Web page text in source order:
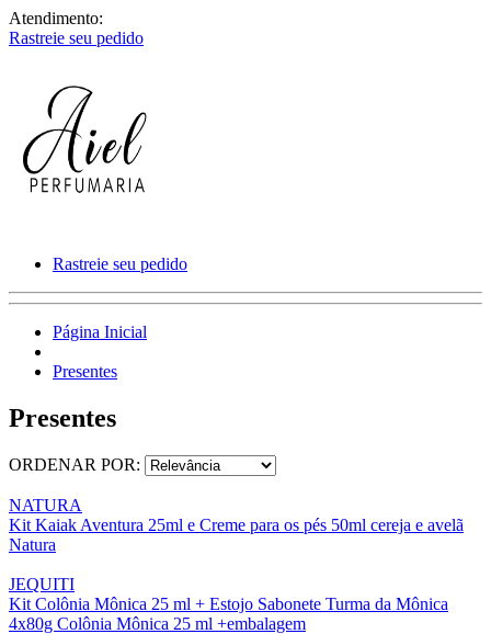
Atendimento:
Rastreie seu pedido
Rastreie seu pedido
Página Inicial
Presentes
Presentes
ORDENAR POR:
NATURA
Kit Kaiak Aventura 25ml e Creme para os pés 50ml cereja e avelã
Natura
JEQUITI
Kit Colônia Mônica 25 ml + Estojo Sabonete Turma da Mônica
4x80g Colônia Mônica 25 ml +embalagem